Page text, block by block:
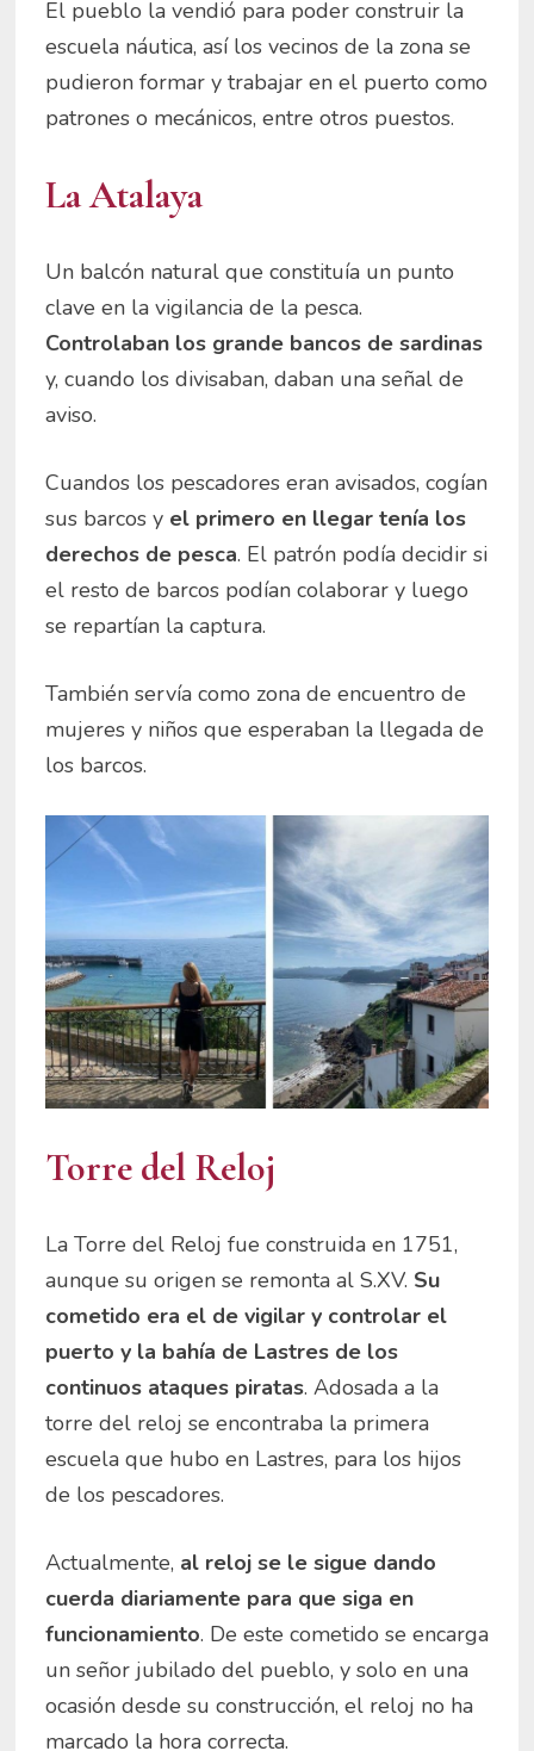
El pueblo la vendió para poder construir la
escuela náutica, así los vecinos de la zona se
pudieron formar y trabajar en el puerto como
patrones o mecánicos, entre otros puestos.
La Atalaya
Un balcón natural que constituía un punto
clave en la vigilancia de la pesca.
Controlaban los grande bancos de sardinas
y, cuando los divisaban, daban una señal de
aviso.
Cuandos los pescadores eran avisados, cogían
sus barcos y el primero en llegar tenía los
derechos de pesca. El patrón podía decidir si
el resto de barcos podían colaborar y luego
se repartían la captura.
También servía como zona de encuentro de
mujeres y niños que esperaban la llegada de
los barcos.
Torre del Reloj
La Torre del Reloj fue construida en 1751,
aunque su origen se remonta al S.XV. Su
cometido era el de vigilar y controlar el
puerto y la bahía de Lastres de los
continuos ataques piratas. Adosada a la
torre del reloj se encontraba la primera
escuela que hubo en Lastres, para los hijos
de los pescadores.
Actualmente, al reloj se le sigue dando
cuerda diariamente para que siga en
funcionamiento. De este cometido se encarga
un señor jubilado del pueblo, y solo en una
ocasión desde su construcción, el reloj no ha
marcado la hora correcta.